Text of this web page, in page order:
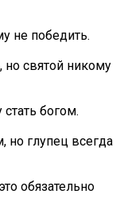
не победить.
но святой никому
богом.
но глупец всегда
обязательно